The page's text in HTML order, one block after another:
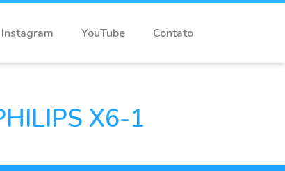
Instagram YouTube Contato
X6-1